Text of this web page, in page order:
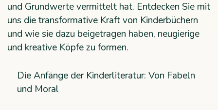
und Grundwerte vermittelt hat. Entdecken Sie mit
uns die transformative Kraft von Kinderbüchern
und wie sie dazu beigetragen haben, neugierige
und kreative Köpfe zu formen.
Die Anfänge der Kinderliteratur: Von Fabeln
und Moral